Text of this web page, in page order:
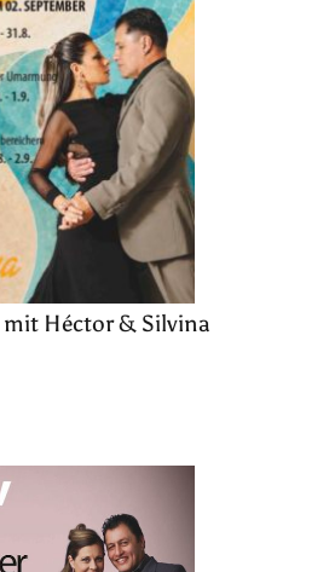
mit Héctor & Silvina